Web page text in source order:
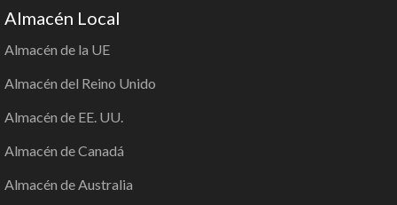
Almacén Local
Almacén de la UE
Almacén del Reino Unido
Almacén de EE. UU.
Almacén de Canadá
Almacén de Australia